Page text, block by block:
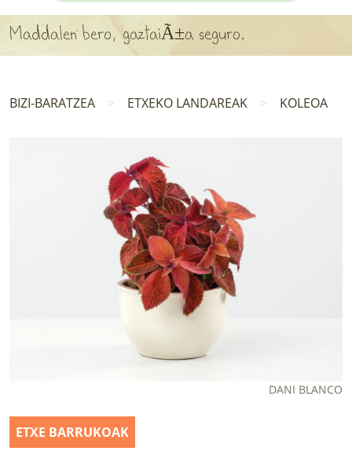
APARTEN MAPA
LURRERAKO BIDE LAGUN
BIZI BARATZEA LIBURUA
SENDABELARRAK
ETXEKO LANDAREAK
LANDAREPEDIA
LURRAREN AGENDA
Maddalen bero, gaztaiÃ±a seguro.
BIZI-BARATZEA ETXEKO LANDAREAK KOLEOA
DANI BLANCO
ETXE BARRUKOAK